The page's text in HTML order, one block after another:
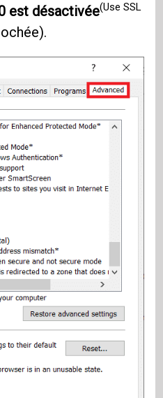
est désactivée(Use SSL